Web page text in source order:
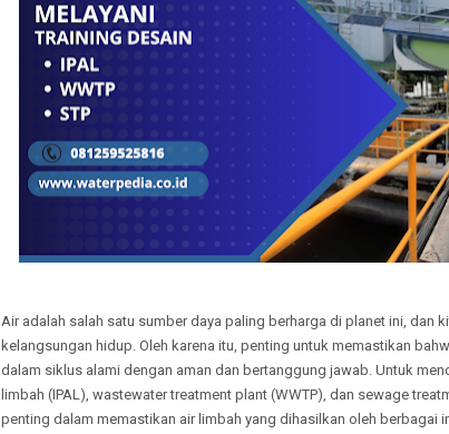
Air adalah salah satu sumber daya paling berharga di planet ini, dan
kelangsungan hidup. Oleh karena itu, penting untuk memastikan
dalam siklus alami dengan aman dan bertanggung jawab. Untuk
limbah (IPAL), wastewater treatment plant (WWTP), dan sewage
penting dalam memastikan air limbah yang dihasilkan oleh berbagai